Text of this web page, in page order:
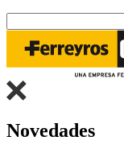
Novedades